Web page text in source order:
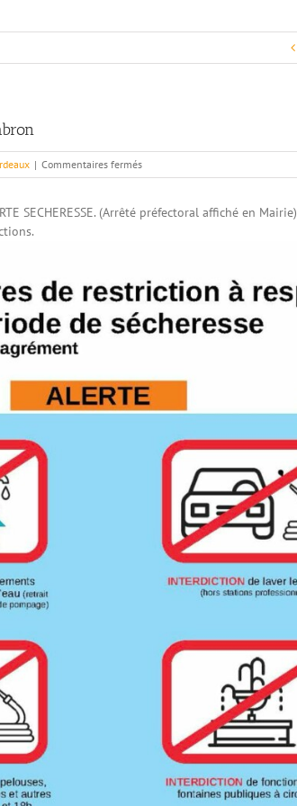
| Commentaires ferméssur
Alerte
–
SECHERESSE. (Arrêté préfectoral affiché en Mairie)